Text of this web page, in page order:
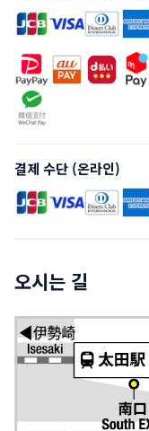
결제 수단 (온라인)
오시는 길